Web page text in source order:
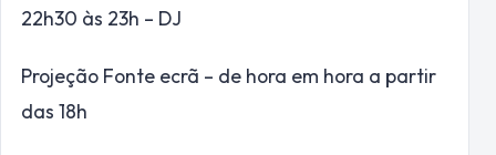
22h30 às 23h – DJ
Projeção Fonte ecrã – de hora em hora a partir
das 18h